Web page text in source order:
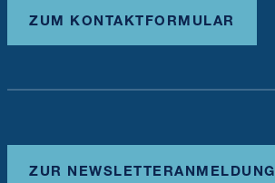
ZUM KONTAKTFORMULAR
ZUR NEWSLETTERANMELDUNG